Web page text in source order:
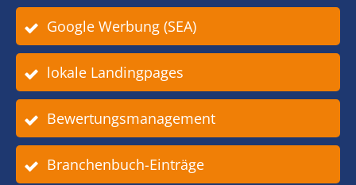
Google Werbung (SEA)
lokale Landingpages
Bewertungsmanagement
Branchenbuch-Einträge